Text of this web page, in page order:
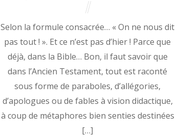
Selon la formule consacrée… « On ne nous dit
pas tout ! ». Et ce n’est pas d’hier ! Parce que
déjà, dans la Bible… Bon, il faut savoir que
dans l’Ancien Testament, tout est raconté
sous forme de paraboles, d’allégories,
d’apologues ou de fables à vision didactique,
à coup de métaphores bien senties destinées
[…]